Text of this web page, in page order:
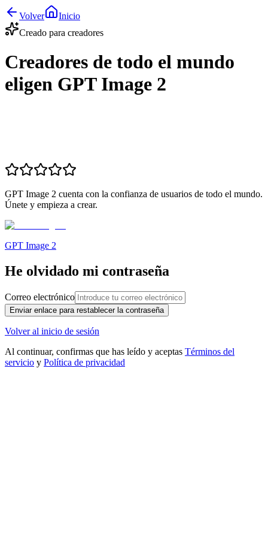
Volver
Inicio
Creado para creadores
Creadores de todo el mundo
eligen GPT Image 2
GPT Image 2 cuenta con la confianza de usuarios de todo el mundo.
Únete y empieza a crear.
GPT Image 2
He olvidado mi contraseña
Correo electrónico
Enviar enlace para restablecer la contraseña
Volver al inicio de sesión
Al continuar, confirmas que has leído y aceptas Términos del
servicio y Política de privacidad